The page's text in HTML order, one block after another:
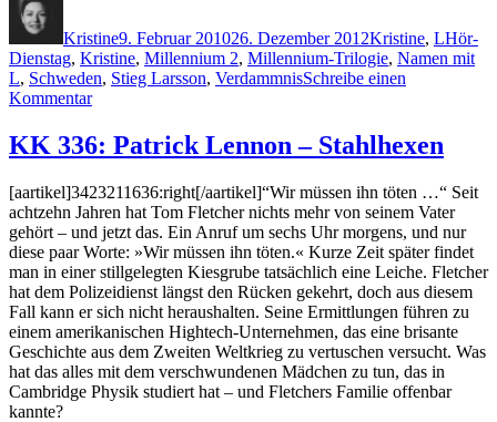
Kristine9. Februar 201026. Dezember 2012Kristine, LHör-
Dienstag, Kristine, Millennium 2, Millennium-Trilogie, Namen mit
L, Schweden, Stieg Larsson, VerdammnisSchreibe einen
Kommentarzu
353:
Stieg
–
Verdammnis
(Audio)
KK 336: Patrick Lennon – Stahlhexen
[aartikel]3423211636:right[/aartikel]“Wir müssen ihn töten …“ Seit
achtzehn Jahren hat Tom Fletcher nichts mehr von seinem Vater
gehört – und jetzt das. Ein Anruf um sechs Uhr morgens, und nur
diese paar Worte: »Wir müssen ihn töten.« Kurze Zeit später findet
man in einer stillgelegten Kiesgrube tatsächlich eine Leiche. Fletcher
hat dem Polizeidienst längst den Rücken gekehrt, doch aus diesem
Fall kann er sich nicht heraushalten. Seine Ermittlungen führen zu
einem amerikanischen Hightech-Unternehmen, das eine brisante
Geschichte aus dem Zweiten Weltkrieg zu vertuschen versucht. Was
hat das alles mit dem verschwundenen Mädchen zu tun, das in
Cambridge Physik studiert hat – und Fletchers Familie offenbar
kannte?